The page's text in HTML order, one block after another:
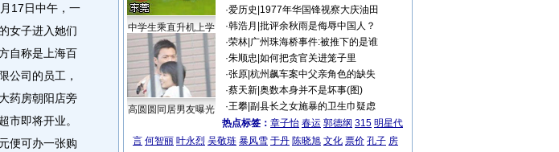
17日中午，一
女子进入她们
自称是上海百
公司的员工，
药房朝阳店旁
市即将开业。
便可办一张购
中学生乘直升机上学
高圆圆同居男友曝光
·爱历史 1977年华国锋视察大庆油田
·韩浩月 批评余秋雨是侮辱中国人？
·荣林| 广州珠海桥事件:被推下的是谁
·朱顺忠 如何把贪官关进笼子里
·张原| 杭州飙车案中父亲角色的缺失
·蔡天新| 奥数本身并不是坏事(图)
·王攀| 副县长之女施暴的卫生巾疑虑
热点标签： 章子怡 春运 郭德纲 315 明星代
言 何智丽 叶永烈 吴敬琏 暴风雪 于丹 陈晓旭 文化 票价 孔子 房